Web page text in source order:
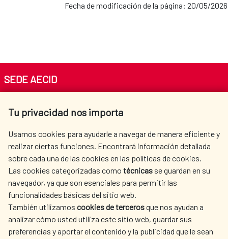
Fecha de modificación de la página: 20/05/2026
Tu privacidad nos importa
Usamos cookies para ayudarle a navegar de manera eficiente y
realizar ciertas funciones. Encontrará información detallada
sobre cada una de las cookies en las políticas de cookies.
Las cookies categorizadas como técnicas se guardan en su
navegador, ya que son esenciales para permitir las
funcionalidades básicas del sitio web.
También utilizamos cookies de tercerosque nos ayudan a
analizar cómo usted utiliza este sitio web, guardar sus
preferencias y aportar el contenido y la publicidad que le sean
SEDE AECID
Tel. +34 900 20 30 54​​​​​​​
AECID
WHERE DO WE COOPERATE?
SPANISH HUMANITARIAN
ACTION
PRESS ROOM
CULTURE AND SCIENCE LIBRARY